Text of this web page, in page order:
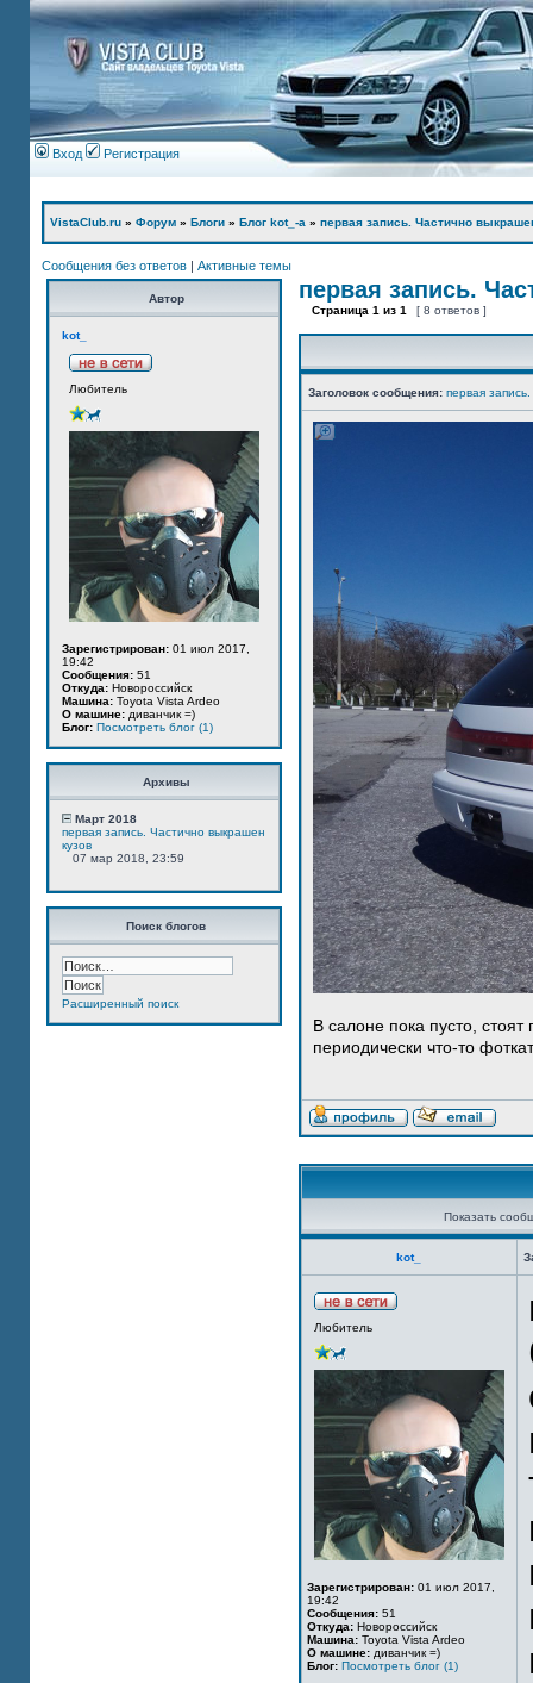
Вход Регистрация
VistaClub.ru » Форум » Блоги » Блог kot_-а » первая запись. Частично
Сообщения без ответов | Активные темы
Автор
kot_
Любитель
Зарегистрирован: 01 июл 2017,
19:42
Сообщения: 51
Откуда: Новороссийск
Машина: Toyota Vista Ardeo
О машине: диванчик =)
Блог: Посмотреть блог (1)
Архивы
Март 2018
первая запись. Частично выкрашен
кузов
07 мар 2018, 23:59
Поиск блогов
Расширенный поиск
первая запись.
Страница 1 из 1 [ 8 ответов ]
Заголовок сообщения: первая
В салоне пока пусто,
периодически что-то
Показать
kot_
Любитель
Зарегистрирован: 01 июл 2017,
19:42
Сообщения: 51
Откуда: Новороссийск
Машина: Toyota Vista Ardeo
О машине: диванчик =)
Блог: Посмотреть блог (1)